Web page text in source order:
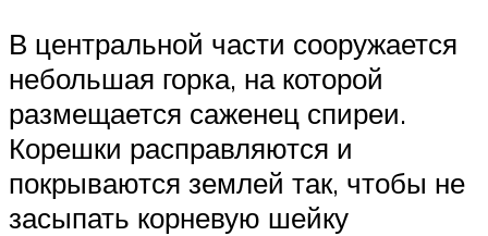
В центральной части сооружается
небольшая горка, на которой
размещается саженец спиреи.
Корешки расправляются и
покрываются землей так, чтобы не
засыпать корневую шейку